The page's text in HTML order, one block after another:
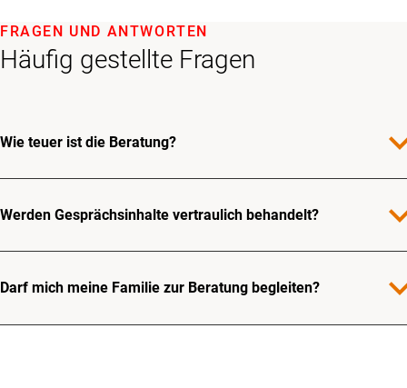
Häufig gestellte Fragen
FRAGEN UND ANTWORTEN
Wie teuer ist die Beratung?
Werden Gesprächsinhalte vertraulich behandelt?
Darf mich meine Familie zur Beratung begleiten?